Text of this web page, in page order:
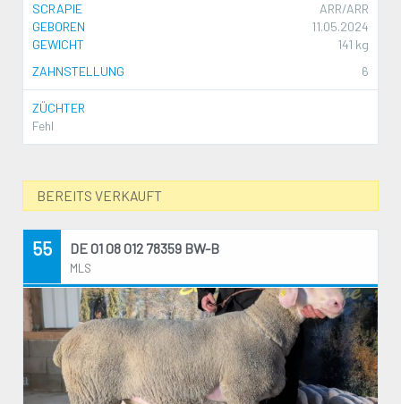
SCRAPIE
ARR/ARR
GEBOREN
11.05.2024
GEWICHT
141 kg
ZAHNSTELLUNG
6
ZÜCHTER
Fehl
BEREITS VERKAUFT
55 DE 01 08 012 78359 BW-B
MLS